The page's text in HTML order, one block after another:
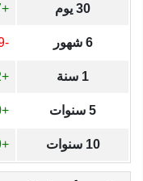
30 يوم +14.87
6 شهور -71.59
1 سنة +94.52
5 سنوات +150.40
10 سنوات +163.89